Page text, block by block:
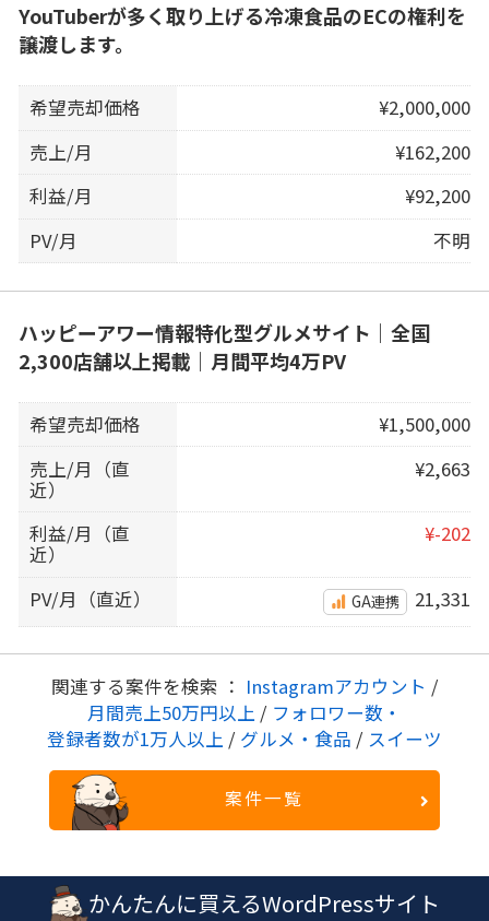
YouTuberが多く取り上げる冷凍食品のECの権利を
譲渡します。
希望売却価格
¥2,000,000
売上/月
¥162,200
利益/月
¥92,200
PV/月
不明
ハッピーアワー情報特化型グルメサイト｜全国
2,300店舗以上掲載｜月間平均4万PV
希望売却価格
¥1,500,000
売上/月（直
近）
¥2,663
利益/月（直
近）
¥-202
PV/月（直近） GA連携 21,331
関連する案件を検索 ： Instagramアカウント /
月間売上50万円以上 / フォロワー数・
登録者数が1万人以上 / グルメ・食品 / スイーツ
案件一覧
かんたんに買えるWordPressサイト